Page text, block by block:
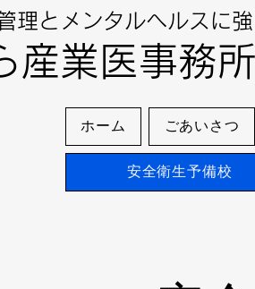
理とメンタルヘルスに
産業医事務所
ホーム ごあいさつ
安全衛生予備校